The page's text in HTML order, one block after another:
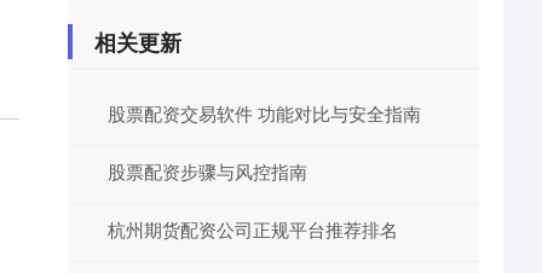
相关更新
股票配资交易软件 功能对比与安全指南
股票配资步骤与风控指南
杭州期货配资公司正规平台推荐排名